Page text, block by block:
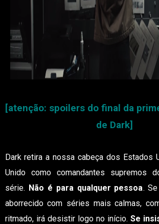
[atenção: spoilers do final da
de Dark]
Dark retira a nossa cabeça dos Estados
Unido como comandantes supremos
série. Não é para qualquer pessoa.
aborrecido com séries mais calmas,
ritmado, irá desistir logo no início.Se